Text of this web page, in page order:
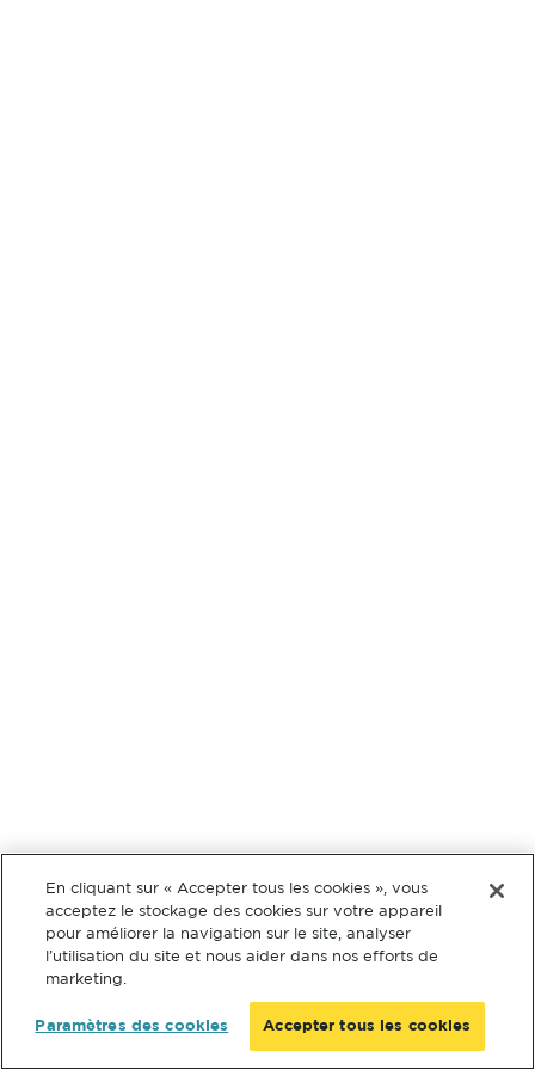
En cliquant sur « Accepter tous les cookies », vous
acceptez le stockage des cookies sur votre appareil
pour améliorer la navigation sur le site, analyser
l’utilisation du site et nous aider dans nos efforts de
marketing.
Paramètres des cookies Accepter tous les cookies